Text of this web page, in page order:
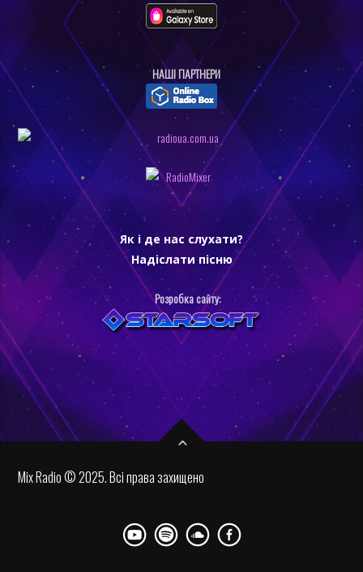
НАШI ПАРТНЕРИ
Як і де нас слухати?
Надіслати пісню
Розробка сайту:
Mix Radio © 2025. Всі права захищено